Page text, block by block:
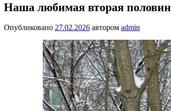
Наша любимая вторая
Опубликовано 27.02.2026 автором admin